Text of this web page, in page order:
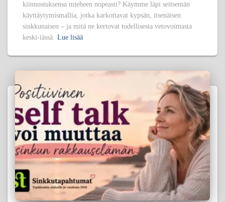
kiinnostuksensa mieheen nopeasti? Käymme läpi seitsemän
käyttäytymismallia, jotka karkottavat kypsän, itsenäisen
sinkkunaisen – ja mitä ne kertovat todellisesta vetovoimasta
keski-iässä. Lue lisää